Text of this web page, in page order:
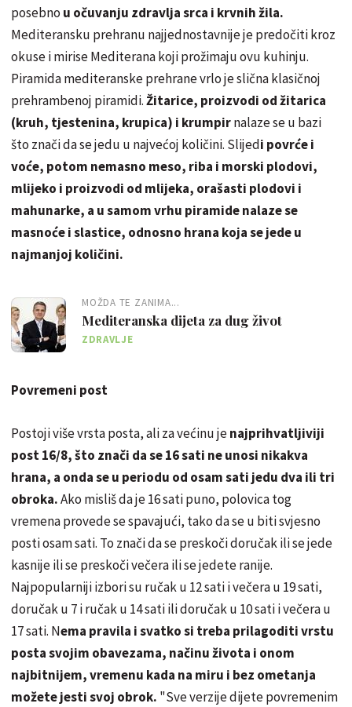
posebno u očuvanju zdravlja srca i krvnih žila.
Mediteransku prehranu najjednostavnije je predočiti kroz
okuse i mirise Mediterana koji prožimaju ovu kuhinju.
Piramida mediteranske prehrane vrlo je slična klasičnoj
prehrambenoj piramidi.Žitarice, proizvodi od žitarica
(kruh, tjestenina, krupica) i krumpirnalaze se u bazi
što znači da se jedu u najvećoj količini. Slijedi povrće i
voće, potom nemasno meso, riba i morski plodovi,
mlijeko i proizvodi od mlijeka, orašasti plodovi i
mahunarke, a u samom vrhu piramide nalaze se
masnoće i slastice, odnosno hrana koja se jede u
najmanjoj količini.
MOŽDA TE ZANIMA...
Mediteranska dijeta za dug život
ZDRAVLJE
Povremeni post
Postoji više vrsta posta, ali za većinu jenajprihvatljiviji
post 16/8, što znači da se 16 sati ne unosi nikakva
hrana, a onda se u periodu od osam sati jedu dva ili tri
obroka.Ako misliš da je 16 sati puno, polovica tog
vremena provede se spavajući, tako da se u biti svjesno
posti osam sati. To znači da se preskoči doručak ili se jede
kasnije ili se preskoči večera ili se jedete ranije.
Najpopularniji izbori su ručak u 12 sati i večera u 19 sati,
doručak u 7 i ručak u 14 sati ili doručak u 10 sati i večera u
17 sati. Nema pravila i svatko si treba prilagoditi vrstu
posta svojim obavezama, načinu života i onom
najbitnijem, vremenu kada na miru i bez ometanja
možete jesti svoj obrok. "Sve verzije dijete povremenim